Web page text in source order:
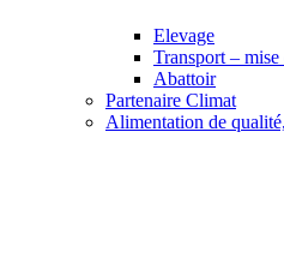
Elevage
Transport – mise
Abattoir
Partenaire Climat
Alimentation de